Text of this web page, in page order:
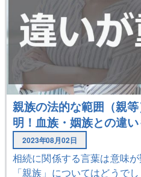
親族の法的な範囲（親
明！血族・姻族との違い
2023年08月02日
相続に関係する言葉は意味が
「親族」についてはどうで